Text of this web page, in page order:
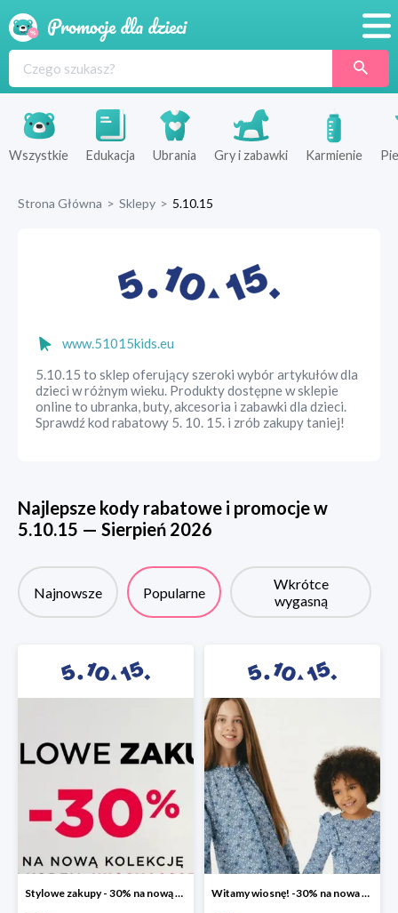
Produkty
Sklepy
Wszystkie Edukacja Ubrania Gry i zabawki Karmienie
Strona Główna > Sklepy > 5.10.15
www.51015kids.eu
5.10.15 to sklep oferujący szeroki wybór artykułów dla
dzieci w różnym wieku. Produkty dostępne w sklepie
online to ubranka, buty, akcesoria i zabawki dla dzieci.
Sprawdź kod rabatowy 5. 10. 15. i zrób zakupy taniej!
Najlepsze kody rabatowe i promocje w
5.10.15 — Sierpień 2026
Najnowsze Popularne
Wkrótce
wygasną
Stylowe zakupy - 30% na nową kolekcję Witamy wiosnę! -30% na nowa kolekcję